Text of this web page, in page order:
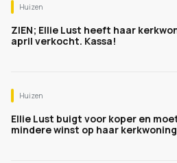
Huizen
ZIEN; Ellie Lust heeft haar
april verkocht. Kassa!
Huizen
Ellie Lust buigt voor koper en
mindere winst op haar